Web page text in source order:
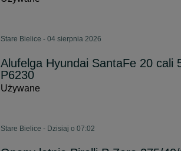
Stare Bielice - 04 sierpnia 2026
Alufelga Hyundai SantaFe 20 cali
P6230
Używane
Stare Bielice - Dzisiaj o 07:02